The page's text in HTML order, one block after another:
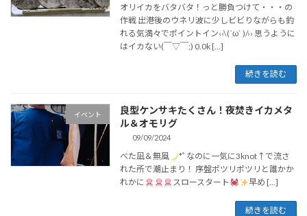
オリイカをバタバタ！っと勝負つけて・・・の
作戦 出港後のウネリ波に少しビビりながらも釣
れる気満々でポイントイン‹‹\(´ω` )/›› 思うように
はイカない(￣▽￣;) 0.0k […]
続きを読む
イベント
良型ケンサキたくさん！夜焚きイカメタ
ル＆オモリグ
09/09/2024
べた凪＆無風
*ﾟなのに一気に3knot↑で流さ
れた所で潮止まり！ 序盤ポツリポツリと誰かか
れかに
スロースタート 早め […]
続きを読む